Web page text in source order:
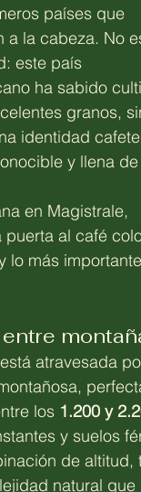
países que
a la cabeza. No
este país
ha sabido
granos,
identidad
y llena de
en Magistrale,
puerta al café
lo más
entre
atravesada
los 1.200 y
y suelos
de
natural